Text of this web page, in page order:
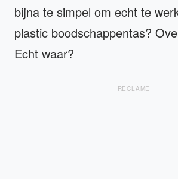
bijna te simpel om echt te
plastic boodschappentas?
Echt waar?
RECLAME